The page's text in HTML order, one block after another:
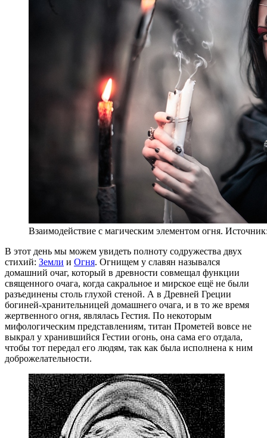
Взаимодействие с магическим элементом огня.
В этот день мы можем увидеть полноту содружества двух
стихий: Земли и Огня. Огнищем у славян назывался
домашний очаг, который в древности совмещал функции
священного очага, когда сакральное и мирское ещё не были
разъединены столь глухой стеной. А в Древней Греции
богиней-хранительницей домашнего очага, и в то же время
жертвенного огня, являлась Гестия. По некоторым
мифологическим представлениям, титан Прометей вовсе не
выкрал у хранившийся Гестии огонь, она сама его отдала,
чтобы тот передал его людям, так как была исполнена к ним
доброжелательности.